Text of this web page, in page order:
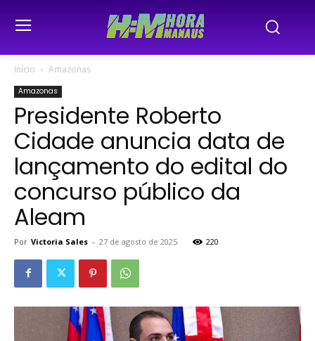
Início Amazonas
Amazonas
Presidente Roberto
Cidade anuncia data de
lançamento do edital do
concurso público da
Aleam
Por Victoria Sales - 27 de agosto de 2025 220